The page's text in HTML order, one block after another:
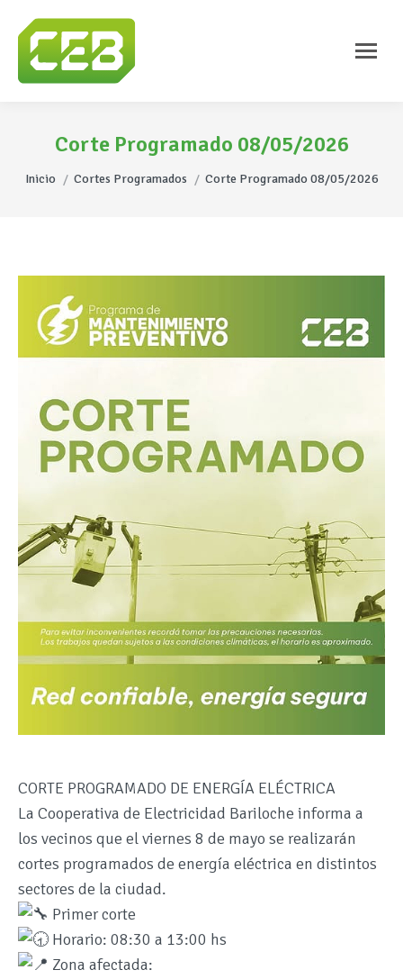
Corte Programado 08/05/2026
Estás aquí:
Inicio Cortes Programados Corte Programado 08/05/2026
CORTE PROGRAMADO DE ENERGÍA ELÉCTRICA
La Cooperativa de Electricidad Bariloche informa a
los vecinos que el viernes 8 de mayo se realizarán
cortes programados de energía eléctrica en distintos
sectores de la ciudad.
Primer corte
Horario: 08:30 a 13:00 hs
Zona afectada: